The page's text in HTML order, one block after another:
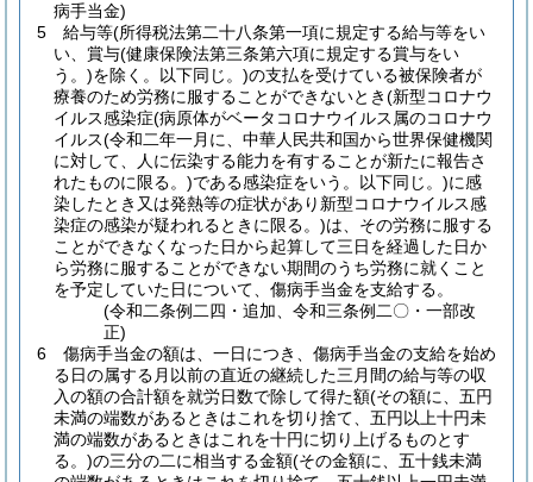
病手当金)
5
給与等(所得税法第二十八条第一項に規定する給与等をい
い、賞与(健康保険法第三条第六項に規定する賞与をい
う。)を除く。以下同じ。)の支払を受けている被保険者が
療養のため労務に服することができないとき(新型コロナウ
イルス感染症(病原体がベータコロナウイルス属のコロナウ
イルス(令和二年一月に、中華人民共和国から世界保健機関
に対して、人に伝染する能力を有することが新たに報告さ
れたものに限る。)である感染症をいう。以下同じ。)に感
染したとき又は発熱等の症状があり新型コロナウイルス感
染症の感染が疑われるときに限る。)は、その労務に服する
ことができなくなった日から起算して三日を経過した日か
ら労務に服することができない期間のうち労務に就くこと
を予定していた日について、傷病手当金を支給する。
(令和二条例二四・追加、令和三条例二〇・一部改
正)
6
傷病手当金の額は、一日につき、傷病手当金の支給を始め
る日の属する月以前の直近の継続した三月間の給与等の収
入の額の合計額を就労日数で除して得た額(その額に、五円
未満の端数があるときはこれを切り捨て、五円以上十円未
満の端数があるときはこれを十円に切り上げるものとす
る。)の三分の二に相当する金額(その金額に、五十銭未満